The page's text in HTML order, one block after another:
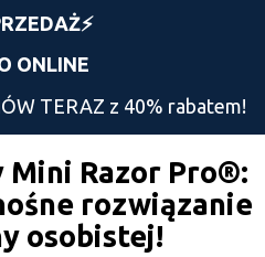
ONLINE
TERAZ z 40% rabatem!
Mini Razor Pro®️:
rozwiązanie
osobistej!